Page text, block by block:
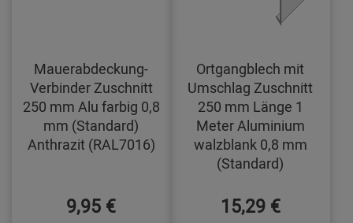
Mauerabdeckung-
Verbinder Zuschnitt
250 mm Alu farbig 0,8
mm (Standard)
Anthrazit (RAL7016)
9,95 €
Ortgangblech mit
Umschlag Zuschnitt
250 mm Länge 1
Meter Aluminium
walzblank 0,8 mm
(Standard)
15,29 €